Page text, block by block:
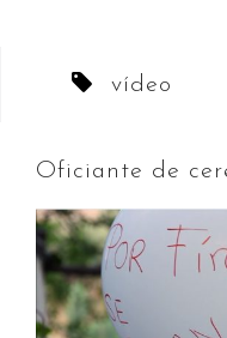
vídeo
Oficiante de